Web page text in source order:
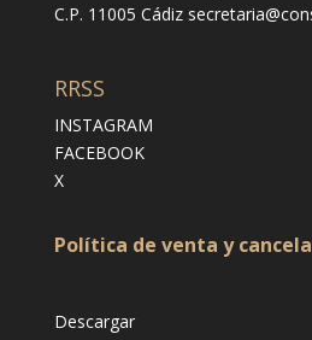
C.P. 11005 Cádiz
RRSS
INSTAGRAM
FACEBOOK
X
Política de venta y
Descargar